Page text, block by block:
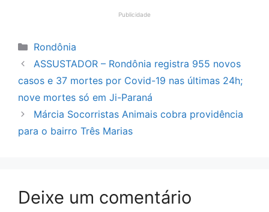
Publicidade
Categorias
Rondônia
ASSUSTADOR – Rondônia registra 955 novos
casos e 37 mortes por Covid-19 nas últimas 24h;
nove mortes só em Ji-Paraná
Márcia Socorristas Animais cobra providência
para o bairro Três Marias
Deixe um comentário